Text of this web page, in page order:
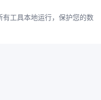
有工具本地运行，保护您的数